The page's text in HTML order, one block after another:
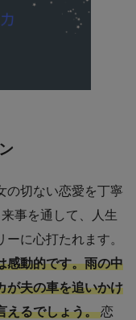
の切ない恋愛を丁寧
事を通して、人生
に心打たれます。
感動的です。雨の中
が夫の車を追いかけ
えるでしょう。恋